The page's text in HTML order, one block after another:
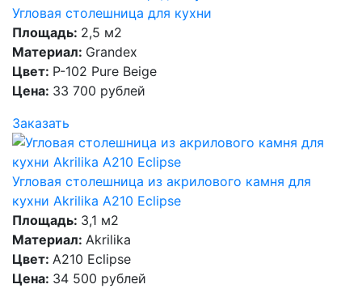
Угловая столешница для кухни
Площадь: 2,5 м2
Материал: Grandex
Цвет: P-102 Pure Beige
Цена: 33 700 рублей
Заказать
Угловая столешница из акрилового камня для
кухни Akrilika A210 Eclipse
Площадь: 3,1 м2
Материал: Akrilika
Цвет: A210 Eclipse
Цена: 34 500 рублей